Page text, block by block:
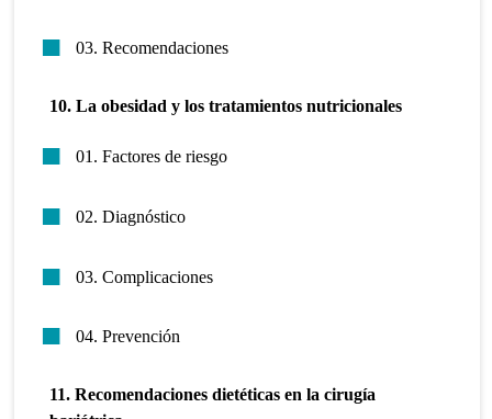
03. Recomendaciones
10. La obesidad y los tratamientos nutricionales
01. Factores de riesgo
02. Diagnóstico
03. Complicaciones
04. Prevención
11. Recomendaciones dietéticas en la cirugía